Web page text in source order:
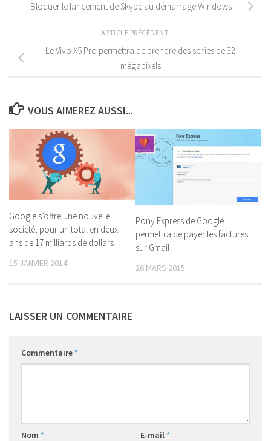
Bloquer le lancement de Skype au démarrage Windows
ARTICLE PRÉCÉDENT
Le Vivo X5 Pro permettra de prendre des selfies de 32
mégapixels
VOUS AIMEREZ AUSSI...
Google s’offre une nouvelle
société, pour un total en deux
ans de 17 milliards de dollars
15 JANVIER 2014
Pony Express de Google
permettra de payer les factures
sur Gmail
26 MARS 2015
LAISSER UN COMMENTAIRE
Commentaire*
Nom * E-mail*